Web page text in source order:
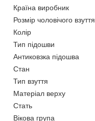
Країна виробник
Розмір чоловічого взуття
Колір
Тип підошви
Антиковзка підошва
Стан
Тип взуття
Матеріал верху
Стать
Вікова група